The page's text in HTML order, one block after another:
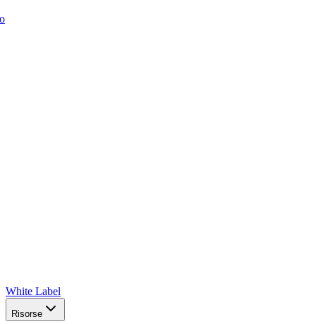
White Label
Risorse